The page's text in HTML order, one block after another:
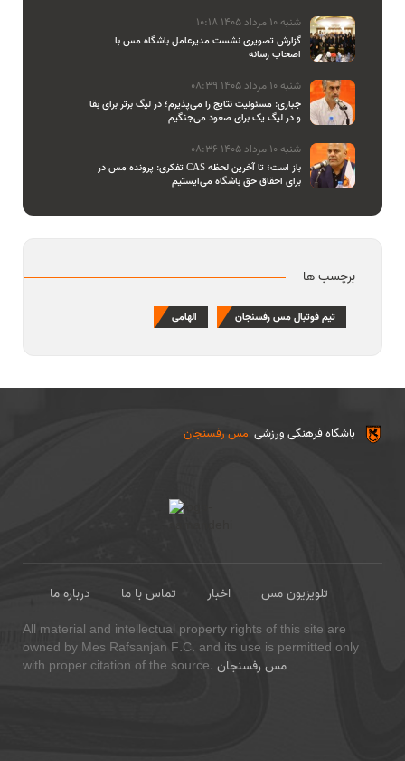
شنبه 10 مرداد 1405 10:18
گزارش تصویری نشست مدیرعامل باشگاه مس با
اصحاب رسانه
شنبه 10 مرداد 1405 08:39
جباری: مسئولیت نتایج را می‌پذیرم؛ در لیگ برتر برای بقا
و در لیگ یک برای صعود می‌جنگیم
شنبه 10 مرداد 1405 08:36
تفکری: پرونده مس در CAS باز است؛ تا آخرین لحظه
برای احقاق حق باشگاه می‌ایستیم
برچسب ها
تیم فوتبال مس رفسنجان الهامی
مس رفسنجان باشگاه فرهنگی ورزشی
درباره ما تماس با ما اخبار
تلویزیون مس
All material and intellectual property rights of this site are
owned by Mes Rafsanjan F.C. and its use is permitted only
with proper citation of the source. مس رفسنجان